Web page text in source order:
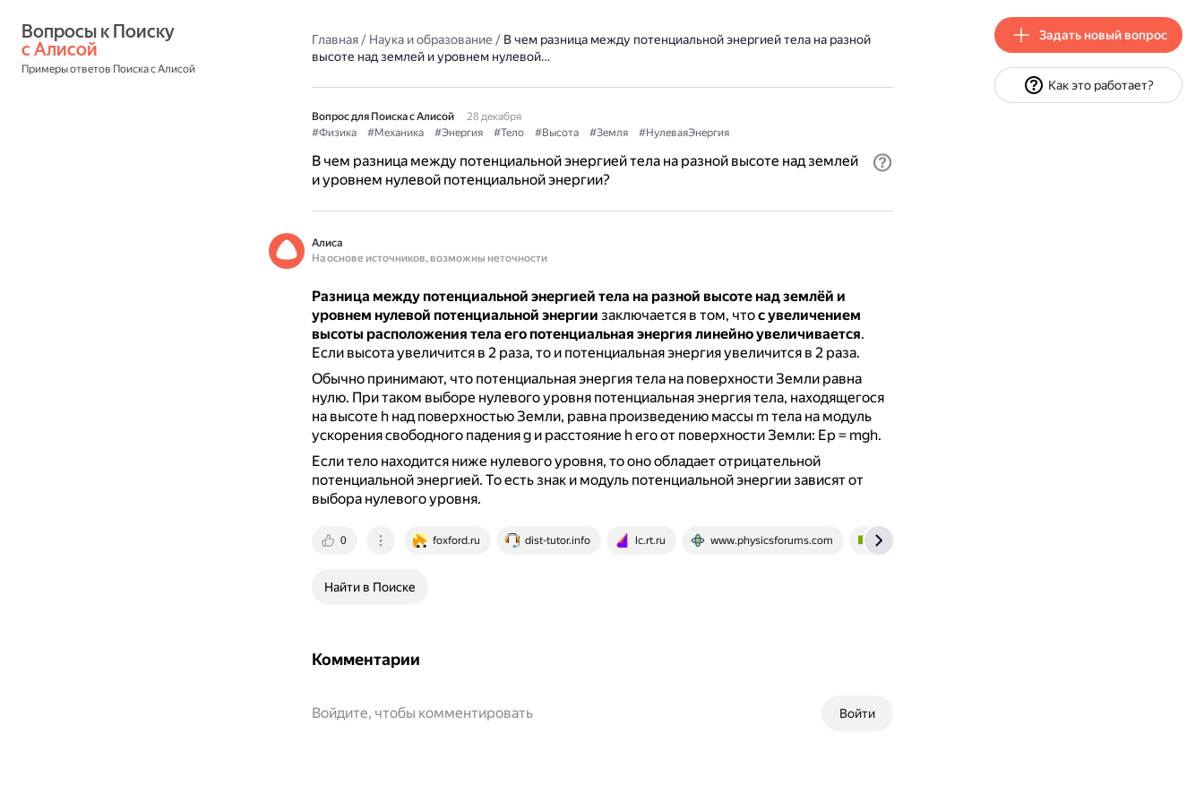
с Алисой
Примеры ответов Поиска с Алисой
Главная/ Наука и образование / В чем разница между потенциальной энергией тела на разной
высоте над землей и уровнем нулевой…
Вопрос для Поиска с Алисой
28 декабря
#Физика
#Механика #Энергия #Тело #Высота #Земля #НулеваяЭнергия
В чем разница между потенциальной энергией тела на разной высоте над землей
и уровнем нулевой потенциальной энергии?
Алиса
На основе источников, возможны неточности
Разница между потенциальной энергией тела на разной высоте над землёй и
уровнем нулевой потенциальной энергии заключается в том, чтос увеличением
высоты расположения тела его потенциальная энергия линейно увеличивается.
Если высота увеличится в 2 раза, то и потенциальная энергия увеличится в 2 раза.
Обычно принимают, что потенциальная энергия тела на поверхности Земли равна
нулю. При таком выборе нулевого уровня потенциальная энергия тела, находящегося
на высоте h над поверхностью Земли, равна произведению массы m тела на модуль
ускорения свободного падения g и расстояние h его от поверхности Земли: Ep = mgh.
Если тело находится ниже нулевого уровня, то оно обладает отрицательной
потенциальной энергией. То есть знак и модуль потенциальной энергии зависят от
выбора нулевого уровня.
0 foxford.ru dist-tutor.info lc.rt.ru www.physicsforums.com www.yaklass.ru
Найти в Поиске
Комментарии
Войти
Войдите, чтобы комментировать
Задать новый вопрос
Как это работает?